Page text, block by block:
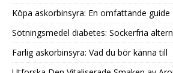
Köpa askorbinsyra: En omfattande guide
Sötningsmedel diabetes: Sockerfria
Farlig askorbinsyra: Vad du bör känna till